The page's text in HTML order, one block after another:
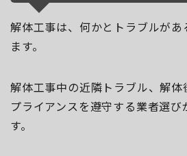
解体工事は、何かとトラブルがあ
ます。
解体工事中の近隣トラブル、解体
プライアンスを遵守する業者選び
す。